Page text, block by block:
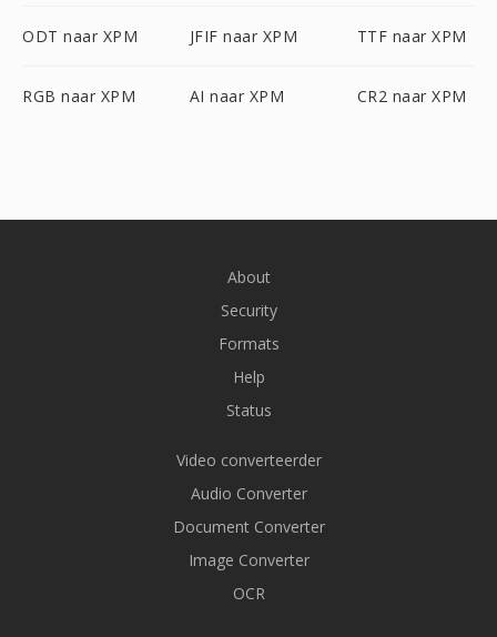
ODT naar XPM JFIF naar XPM TTF naar XPM
RGB naar XPM AI naar XPM CR2 naar XPM
About
Security
Formats
Help
Status
Video converteerder
Audio Converter
Document Converter
Image Converter
OCR